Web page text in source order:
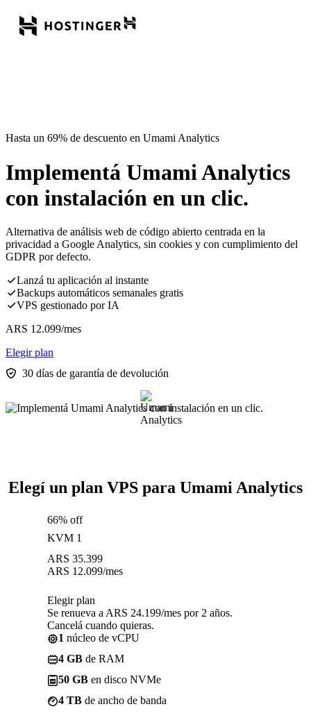
Hasta un 69% de descuento en Umami Analytics
Implementá Umami Analytics
con instalación en un clic.
Alternativa de análisis web de código abierto centrada en la
privacidad a Google Analytics, sin cookies y con cumplimiento del
GDPR por defecto.
Lanzá tu aplicación al instante
Backups automáticos semanales gratis
VPS gestionado por IA
ARS 12.099/mes
Elegir plan
30 días de garantía de devolución
Elegí un plan VPS para Umami Analytics
66% off
KVM 1
ARS 35.399
ARS 12.099/mes
Elegir plan
Se renueva a ARS 24.199/mes por 2 años.
Cancelá cuando quieras.
1 núcleo de vCPU
4 GB de RAM
50 GB en disco NVMe
4 TB de ancho de banda